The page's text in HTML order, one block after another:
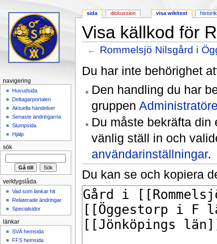
Visa källkod för
← Rommelsjö Nilsgård i
Du har inte behörighet
Den handling du har
gruppen
Du måste bekräfta din
vänlig ställ in och
användarinställningar.
Du kan se och kopiera
sida diskussion visa wikitext historik
navigering
Huvudsida
Deltagarportalen
Aktuella händelser
Senaste ändringarna
Slumpsida
Hjälp
sök
verktygslåda
Vad som länkar hit
Relaterade ändringar
Specialsidor
länkar
SVÄ hemsida
FFS hemsida